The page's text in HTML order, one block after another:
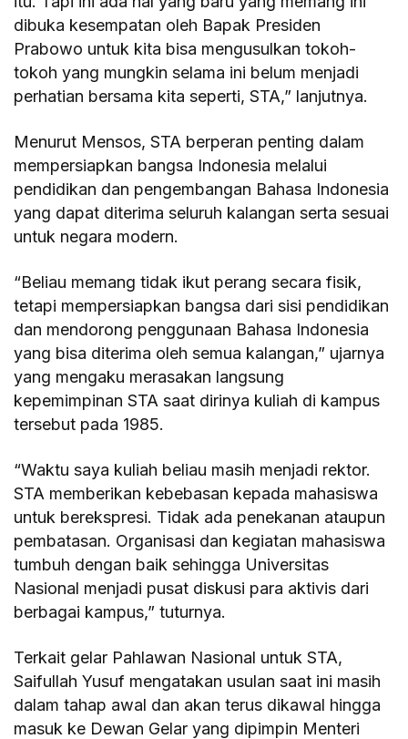
dibuka kesempatan oleh Bapak Presiden
Prabowo untuk kita bisa mengusulkan tokoh-
tokoh yang mungkin selama ini belum menjadi
perhatian bersama kita seperti, STA,” lanjutnya.
Menurut Mensos, STA berperan penting dalam
mempersiapkan bangsa Indonesia melalui
pendidikan dan pengembangan Bahasa Indonesia
yang dapat diterima seluruh kalangan serta sesuai
untuk negara modern.
“Beliau memang tidak ikut perang secara fisik,
tetapi mempersiapkan bangsa dari sisi pendidikan
dan mendorong penggunaan Bahasa Indonesia
yang bisa diterima oleh semua kalangan,” ujarnya
yang mengaku merasakan langsung
kepemimpinan STA saat dirinya kuliah di kampus
tersebut pada 1985.
“Waktu saya kuliah beliau masih menjadi rektor.
STA memberikan kebebasan kepada mahasiswa
untuk berekspresi. Tidak ada penekanan ataupun
pembatasan. Organisasi dan kegiatan mahasiswa
tumbuh dengan baik sehingga Universitas
Nasional menjadi pusat diskusi para aktivis dari
berbagai kampus,” tuturnya.
Terkait gelar Pahlawan Nasional untuk STA,
Saifullah Yusuf mengatakan usulan saat ini masih
dalam tahap awal dan akan terus dikawal hingga
masuk ke Dewan Gelar yang dipimpin Menteri